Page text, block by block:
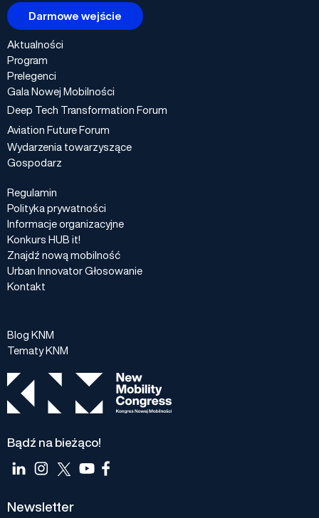
Darmowe wejście
Aktualności
Program
Prelegenci
Gala Nowej Mobilności
Deep Tech Transformation Forum
Aviation Future Forum
Wydarzenia towarzyszące
Gospodarz
Regulamin
Polityka prywatności
Informacje organizacyjne
Konkurs HUB it!
Znajdź nową mobilność
Urban Innovator Głosowanie
Kontakt
Blog KNM
Tematy KNM
Bądź na bieżąco!
Newsletter